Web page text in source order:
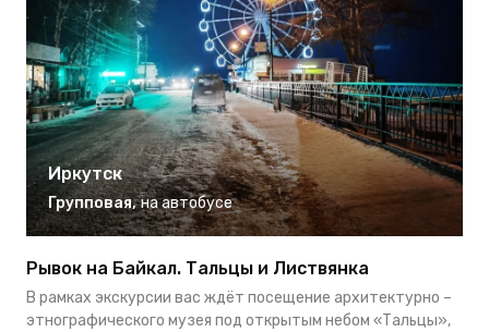
Иркутск
Групповая, на автобусе
Рывок на Байкал. Тальцы и Листвянка
В рамках экскурсии вас ждёт посещение архитектурно –
этнографического музея под открытым небом «Тальцы»,